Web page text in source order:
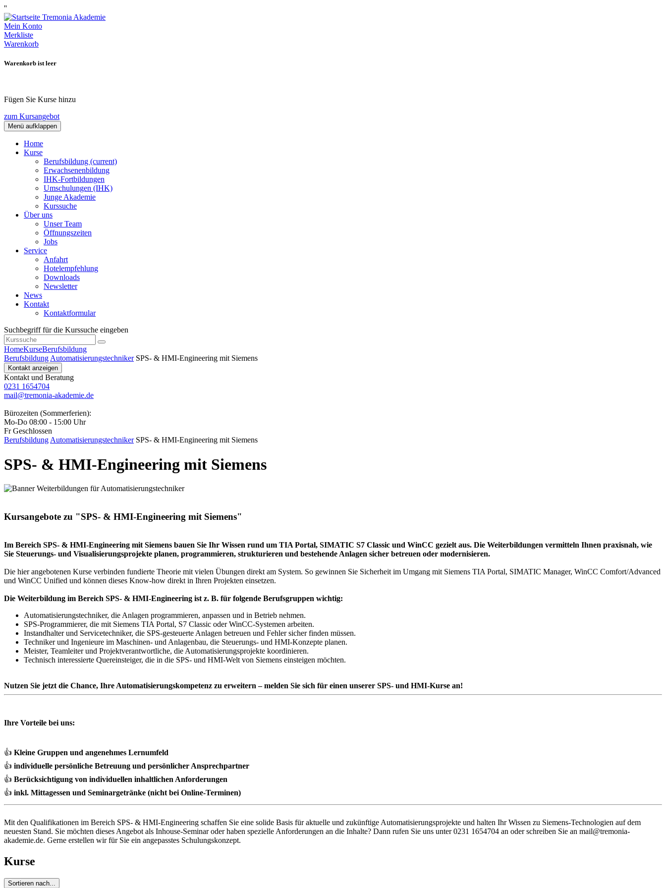
''
Mein Konto
Merkliste
Warenkorb
Warenkorb ist leer
Fügen Sie Kurse hinzu
zum Kursangebot
Menü aufklappen
Home
Kurse
Berufsbildung (current)
Erwachsenenbildung
IHK-Fortbildungen
Umschulungen (IHK)
Junge Akademie
Kurssuche
Über uns
Unser Team
Öffnungszeiten
Jobs
Service
Anfahrt
Hotelempfehlung
Downloads
Newsletter
News
Kontakt
Kontaktformular
Suchbegriff für die Kurssuche eingeben
HomeKurseBerufsbildung
Berufsbildung Automatisierungstechniker SPS‑ & HMI‑Engineering mit Siemens
Kontakt anzeigen
Kontakt und Beratung
0231 1654704
mail@tremonia-akademie.de
Bürozeiten (Sommerferien):
Mo-Do 08:00 - 15:00 Uhr
Fr Geschlossen
Berufsbildung Automatisierungstechniker SPS‑ & HMI‑Engineering mit Siemens
SPS‑ & HMI‑Engineering mit Siemens
Kursangebote zu "SPS- & HMI-Engineering mit Siemens"
Im Bereich SPS- & HMI-Engineering mit Siemens bauen Sie Ihr Wissen rund um TIA Portal, SIMATIC S7 Classic und WinCC gezielt aus. Die Weiterbildungen vermitteln Ihnen praxisnah, wie
Sie Steuerungs- und Visualisierungsprojekte planen, programmieren, strukturieren und bestehende Anlagen sicher betreuen oder modernisieren.
Die hier angebotenen Kurse verbinden fundierte Theorie mit vielen Übungen direkt am System. So gewinnen Sie Sicherheit im Umgang mit Siemens TIA Portal, SIMATIC Manager, WinCC Comfort/Advanced
und WinCC Unified und können dieses Know-how direkt in Ihren Projekten einsetzen.
Die Weiterbildung im Bereich SPS- & HMI-Engineering ist z. B. für folgende Berufsgruppen wichtig:
Automatisierungstechniker, die Anlagen programmieren, anpassen und in Betrieb nehmen.
SPS-Programmierer, die mit Siemens TIA Portal, S7 Classic oder WinCC-Systemen arbeiten.
Instandhalter und Servicetechniker, die SPS-gesteuerte Anlagen betreuen und Fehler sicher finden müssen.
Techniker und Ingenieure im Maschinen- und Anlagenbau, die Steuerungs- und HMI-Konzepte planen.
Meister, Teamleiter und Projektverantwortliche, die Automatisierungsprojekte koordinieren.
Technisch interessierte Quereinsteiger, die in die SPS- und HMI-Welt von Siemens einsteigen möchten.
Nutzen Sie jetzt die Chance, Ihre Automatisierungskompetenz zu erweitern – melden Sie sich für einen unserer SPS- und HMI-Kurse an!
Ihre Vorteile bei uns:
👍 Kleine Gruppen und angenehmes Lernumfeld
👍 individuelle persönliche Betreuung und persönlicher Ansprechpartner
👍 Berücksichtigung von individuellen inhaltlichen Anforderungen
👍 inkl. Mittagessen und Seminargetränke (nicht bei Online-Terminen)
Mit den Qualifikationen im Bereich SPS- & HMI-Engineering schaffen Sie eine solide Basis für aktuelle und zukünftige Automatisierungsprojekte und halten Ihr Wissen zu Siemens-Technologien auf dem
neuesten Stand. Sie möchten dieses Angebot als Inhouse-Seminar oder haben spezielle Anforderungen an die Inhalte? Dann rufen Sie uns unter 0231 1654704 an oder schreiben Sie an mail@tremonia-
akademie.de. Gerne erstellen wir für Sie ein angepasstes Schulungskonzept.
Kurse
Sortieren nach...